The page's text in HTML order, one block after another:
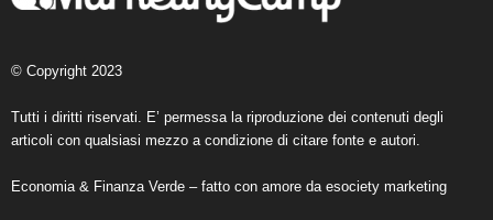
© Copyright 2023
Tutti i diritti riservati. E’ permessa la riproduzione dei contenuti degli
articoli con qualsiasi mezzo a condizione di citare fonte e autori.
Economia & Finanza Verde – fatto con amore da esociety marketing